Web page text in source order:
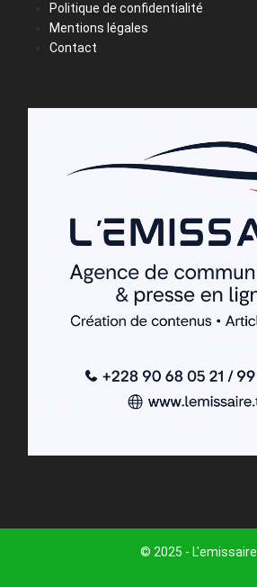
Politique de confidentialité
Mentions légales
Contact
© 2025 - L'emissaire .